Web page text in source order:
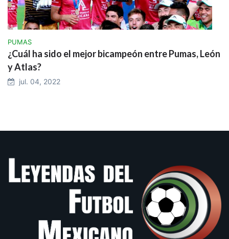
PUMAS
¿Cuál ha sido el mejor bicampeón entre Pumas, León
y Atlas?
jul. 04, 2022